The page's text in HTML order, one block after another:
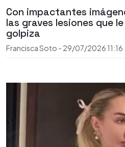
Con impactantes
las graves lesiones que
golpiza
Francisca Soto - 29/07/2026 11:16